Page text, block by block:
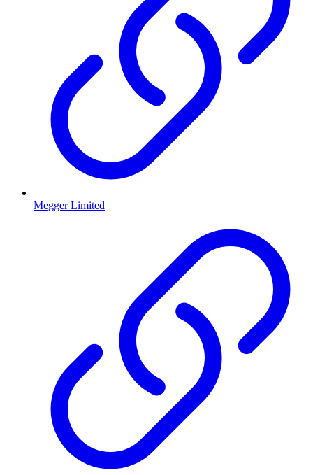
Megger Limited